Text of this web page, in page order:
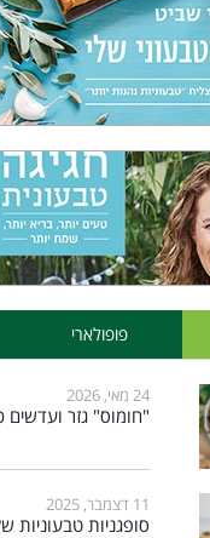
פופולארי
24 מאי, 2026
"חומוס" גזר ועדשים
11 דצמבר, 2025
סופגניות טבעוניות